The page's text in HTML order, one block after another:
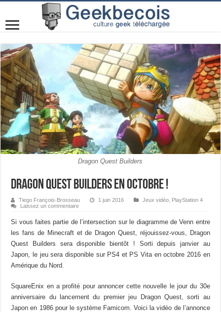
Dragon Quest Builders
Dragon Quest Builders en octobre !
Tiego François-Brosseau 1 juin 2016 Jeux vidéo, PlayStation 4
Laissez un commentaire
Si vous faites partie de l’intersection sur le diagramme de Venn entre
les fans de Minecraft et de Dragon Quest, réjouissez-vous, Dragon
Quest Builders sera disponible bientôt ! Sorti depuis janvier au
Japon, le jeu sera disponible sur PS4 et PS Vita en octobre 2016 en
Amérique du Nord.
SquareEnix en a profité pour annoncer cette nouvelle le jour du 30e
anniversaire du lancement du premier jeu Dragon Quest, sorti au
Japon en 1986 pour le système Famicom. Voici la vidéo de l’annonce